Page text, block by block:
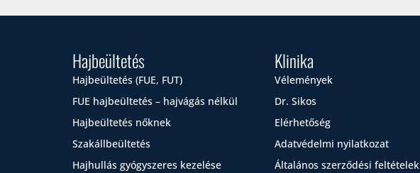
Hajbeültetés
Hajbeültetés (FUE, FUT)
FUE hajbeültetés – hajvágás nélkül
Hajbeültetés nőknek
Szakállbeültetés
Hajhullás gyógyszeres kezelése
Klinika
Vélemények
Dr. Sikos
Elérhetőség
Adatvédelmi nyilatkozat
Általános szerződési feltételek